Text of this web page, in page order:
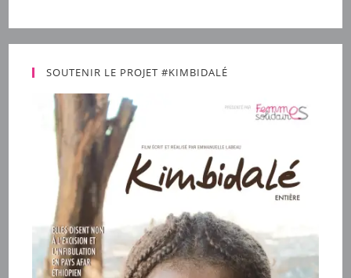
SOUTENIR LE PROJET #KIMBIDALÉ